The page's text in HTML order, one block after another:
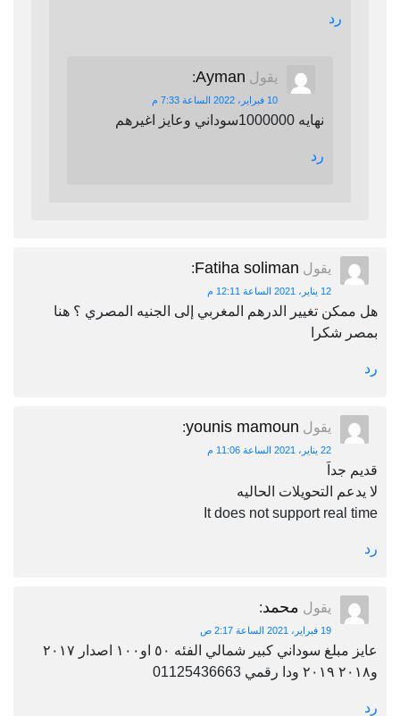
رد
يقول Ayman
:
10 فبراير، 2022 الساعة 7:33 م
نهايه 1000000سوداني وعايز اغيرهم
رد
يقول Fatiha soliman
:
12 يناير، 2021 الساعة 12:11 م
هل ممكن تغيير الدرهم المغربي إلى الجنيه المصري ؟ هنا
بمصر شكرا
رد
يقول younis mamoun
:
22 يناير، 2021 الساعة 11:06 م
قديم جداَ
لا يدعم التحويلات الحاليه
It does not support real time
رد
يقول محمد:
19 فبراير، 2021 الساعة 2:17 ص
عايز مبلغ سوداني كبير شمالي الفئه ٥٠ او١٠٠ اصدار ٢٠١٧
و٢٠١٨ ٢٠١٩ ودا رقمي 01125436663
رد